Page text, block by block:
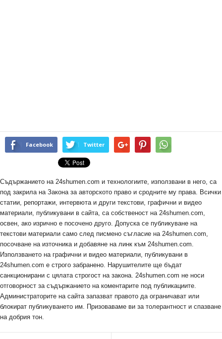
Facebook Twitter
Съдържанието на 24shumen.com и технологиите, използвани в него, са
под закрила на Закона за авторското право и сродните му права. Всички
статии, репортажи, интервюта и други текстови, графични и видео
материали, публикувани в сайта, са собственост на 24shumen.com,
освен, ако изрично е посочено друго. Допуска се публикуване на
текстови материали само след писмено съгласие на 24shumen.com,
посочване на източника и добавяне на линк към 24shumen.com.
Използването на графични и видео материали, публикувани в
24shumen.com е строго забранено. Нарушителите ще бъдат
санкционирани с цялата строгост на закона. 24shumen.com не носи
отговорност за съдържанието на коментарите под публикациите.
Администраторите на сайта запазват правото да ограничават или
блокират публикуването им. Призоваваме ви за толерантност и спазване
на добрия тон.